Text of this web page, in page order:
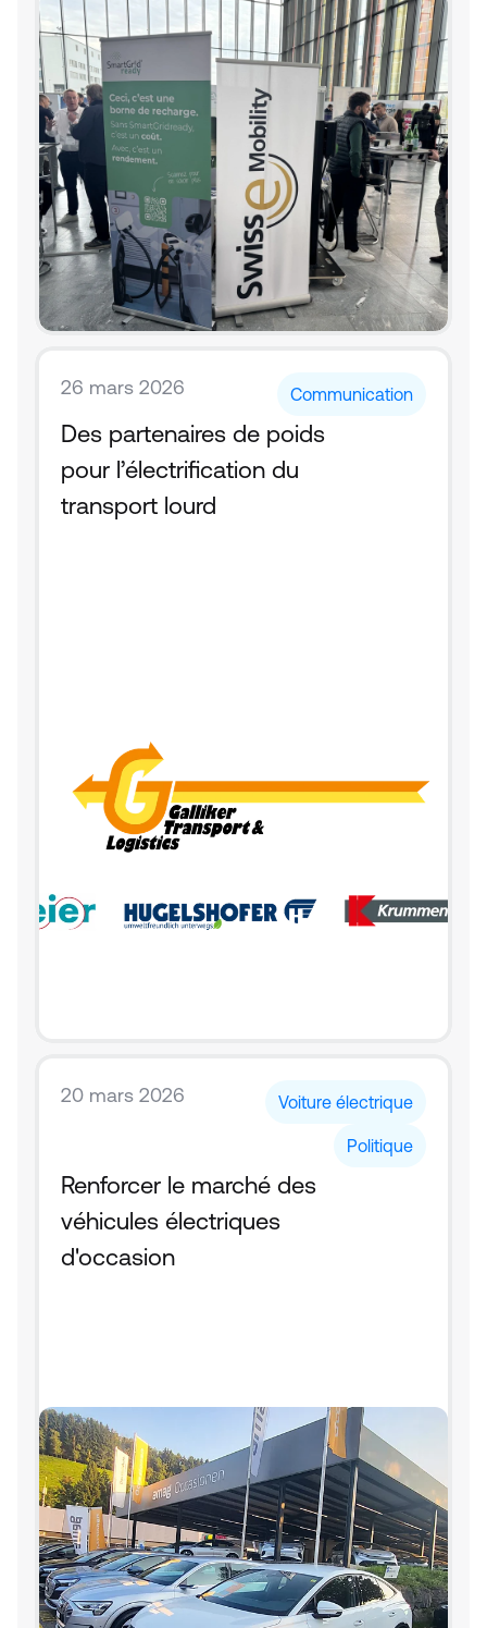
26 mars 2026 Communication
Des partenaires de poids
pour l’électrification du
transport lourd
20 mars 2026 Voiture électrique
Politique
Renforcer le marché des
véhicules électriques
d'occasion